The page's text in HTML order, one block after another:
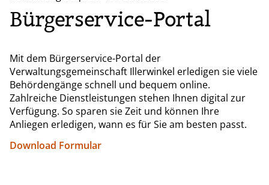
Bürgerservice-Portal
Mit dem Bürgerservice-Portal der
Verwaltungsgemeinschaft Illerwinkel erledigen sie viele
Behördengänge schnell und bequem online.
Zahlreiche Dienstleistungen stehen Ihnen digital zur
Verfügung. So sparen sie Zeit und können Ihre
Anliegen erledigen, wann es für Sie am besten passt.
Download Formular